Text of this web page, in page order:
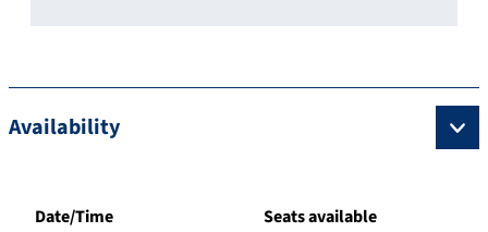
Availability
Date/Time Seats available